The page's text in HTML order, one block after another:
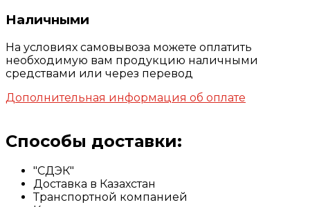
Наличными
На условиях самовывоза можете оплатить
необходимую вам продукцию наличными
средствами или через перевод
Дополнительная информация об оплате
Способы доставки:
"СДЭК"
Доставка в Казахстан
Транспортной компанией